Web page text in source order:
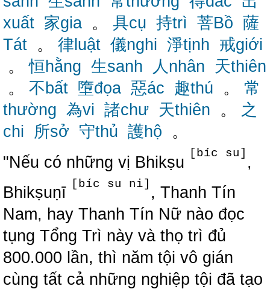
xuất 家gia 。 具cụ 持trì 菩Bồ 薩
Tát 。 律luật 儀nghi 淨tịnh 戒giới
。恒hằng 生sanh 人nhân
天thiên
。 不bất 墮đọa 惡ác 趣thú 。 常
thường 為vi 諸chư 天thiên 。 之
chi
所sở 守thủ 護hộ 。
"Nếu có những vị Bhikṣu
[bíc su] ,
Bhikṣuṇī [bíc su ni] , Thanh Tín
Nam, hay Thanh Tín Nữ nào đọc
tụng Tổng Trì này và thọ trì đủ
800.000 lần, thì năm tội vô gián
cùng tất cả những nghiệp tội đã tạo